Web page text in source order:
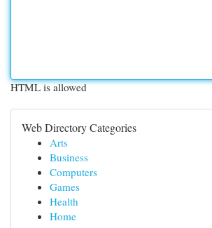
HTML is allowed
Web Directory Categories
Arts
Business
Computers
Games
Health
Home